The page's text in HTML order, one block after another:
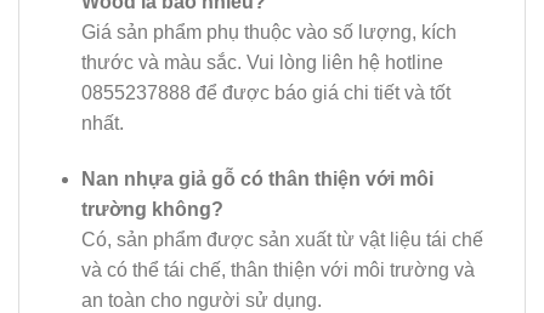
Giá sản phẩm phụ thuộc vào số lượng, kích
thước và màu sắc. Vui lòng liên hệ hotline
0855237888 để được báo giá chi tiết và tốt
nhất.
Nan nhựa giả gỗ có thân thiện với môi
trường không?
Có, sản phẩm được sản xuất từ vật liệu tái chế
và có thể tái chế, thân thiện với môi trường và
an toàn cho người sử dụng.